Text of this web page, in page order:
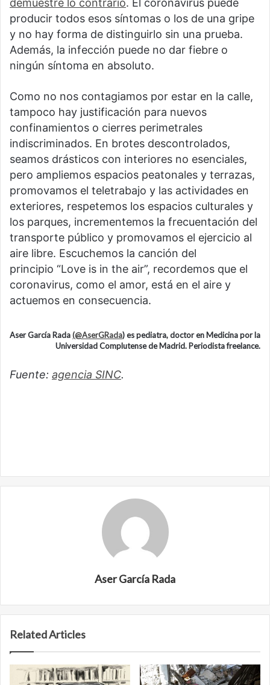
demuestre lo contrario. El coronavirus puede
producir todos esos síntomas o los de una gripe
y no hay forma de distinguirlo sin una prueba.
Además, la infección puede no dar fiebre o
ningún síntoma en absoluto.
Como no nos contagiamos por estar en la calle,
tampoco hay justificación para nuevos
confinamientos o cierres perimetrales
indiscriminados. En brotes descontrolados,
seamos drásticos con interiores no esenciales,
pero ampliemos espacios peatonales y terrazas,
promovamos el teletrabajo y las actividades en
exteriores, respetemos los espacios culturales y
los parques, incrementemos la frecuentación del
transporte público y promovamos el ejercicio al
aire libre. Escuchemos la canción del
principio “Love is in the air”, recordemos que el
coronavirus, como el amor, está en el aire y
actuemos en consecuencia.
Aser García Rada(@AserGRada) es pediatra, doctor en Medicina por la
Universidad Complutense de Madrid. Periodista freelance.
Fuente: agencia SINC.
Aser García Rada
Related Articles